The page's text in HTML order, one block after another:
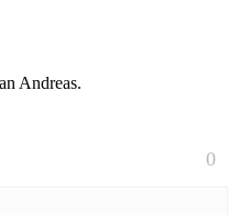
Andreas.
0